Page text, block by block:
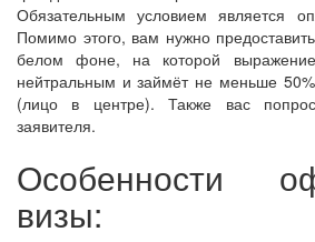
Обязательным условием является
Помимо этого, вам нужно предоставить
белом фоне, на которой
нейтральным и займёт не меньше
(лицо в центре). Также вас
заявителя.
Особенности
визы: